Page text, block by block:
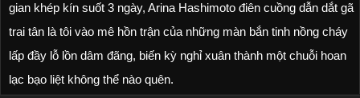
gian khép kín suốt 3 ngày, Arina Hashimoto điên cuồng dẫn dắt gã
trai tân là tôi vào mê hồn trận của những màn bắn tinh nồng cháy
lấp đầy lỗ lồn dâm đãng, biến kỳ nghỉ xuân thành một chuỗi hoan
lạc bạo liệt không thể nào quên.